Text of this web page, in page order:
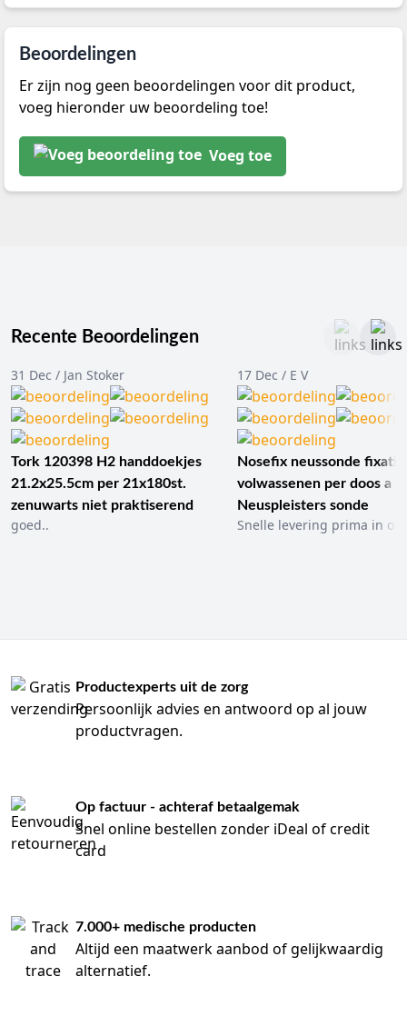
Beoordelingen
Er zijn nog geen beoordelingen voor dit product,
voeg hieronder uw beoordeling toe!
Voeg toe
Recente Beoordelingen
31 Dec / Jan Stoker
Tork 120398 H2 handdoekjes
21.2x25.5cm per 21x180st.
zenuwarts niet praktiserend
goed..
17 Dec / E V
Nosefix neussonde
volwassenen per doos a
Neuspleisters sonde
Snelle levering prima in
Productexperts uit de zorg
Persoonlijk advies en antwoord op al jouw
productvragen.
Op factuur - achteraf betaalgemak
Snel online bestellen zonder iDeal of credit
card
7.000+ medische producten
Altijd een maatwerk aanbod of gelijkwaardig
alternatief.